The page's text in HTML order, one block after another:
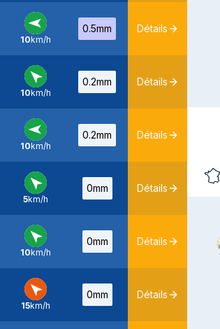
E -
10km/h
0.5mm Détails
SE -
10km/h
0.2mm Détails
E -
10km/h
0.2mm Détails
SE -
5km/h
0mm Détails
SE -
10km/h
0mm Détails
SE -
15km/h
0mm Détails